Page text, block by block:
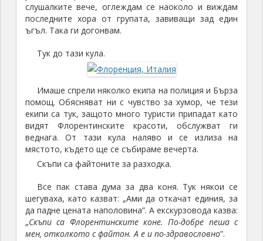
слушалките вече, оглеждам се наоколо и виждам
последните хора от групата, завиващи зад един
ъгъл. Така ги догонвам.
Тук до тази кула.
Имаше спрели няколко екипа на полиция и Бърза
помощ. Обясняват ни с чувство за хумор, че тези
екипи са тук, защото много туристи припадат като
видят Флорентинските красоти, обслужват ги
веднага. От тази кула наляво и се излиза на
мястото, където ще се събираме вечерта.
Скъпи са файтоните за разходка.
Все пак става дума за два коня. Тук някои се
шегуваха, като казват: „Ами да откачат единия, за
да падне цената наполовина”. А екскурзовода казва:
„Скъпи са Флорентинските коне. По-добре пеша с
мен, отколкото с файтон. А е и по-здравословно”.